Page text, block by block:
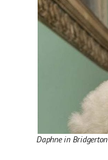
Daphne in Bridgerton